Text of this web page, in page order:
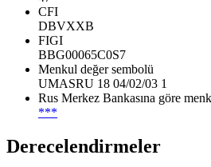
CFI
DBVXXB
FIGI
BBG00065C0S7
Menkul değer sembolü
UMASRU 18 04/02/03 1
Rus Merkez Bankasına göre
***
Derecelendirmeler